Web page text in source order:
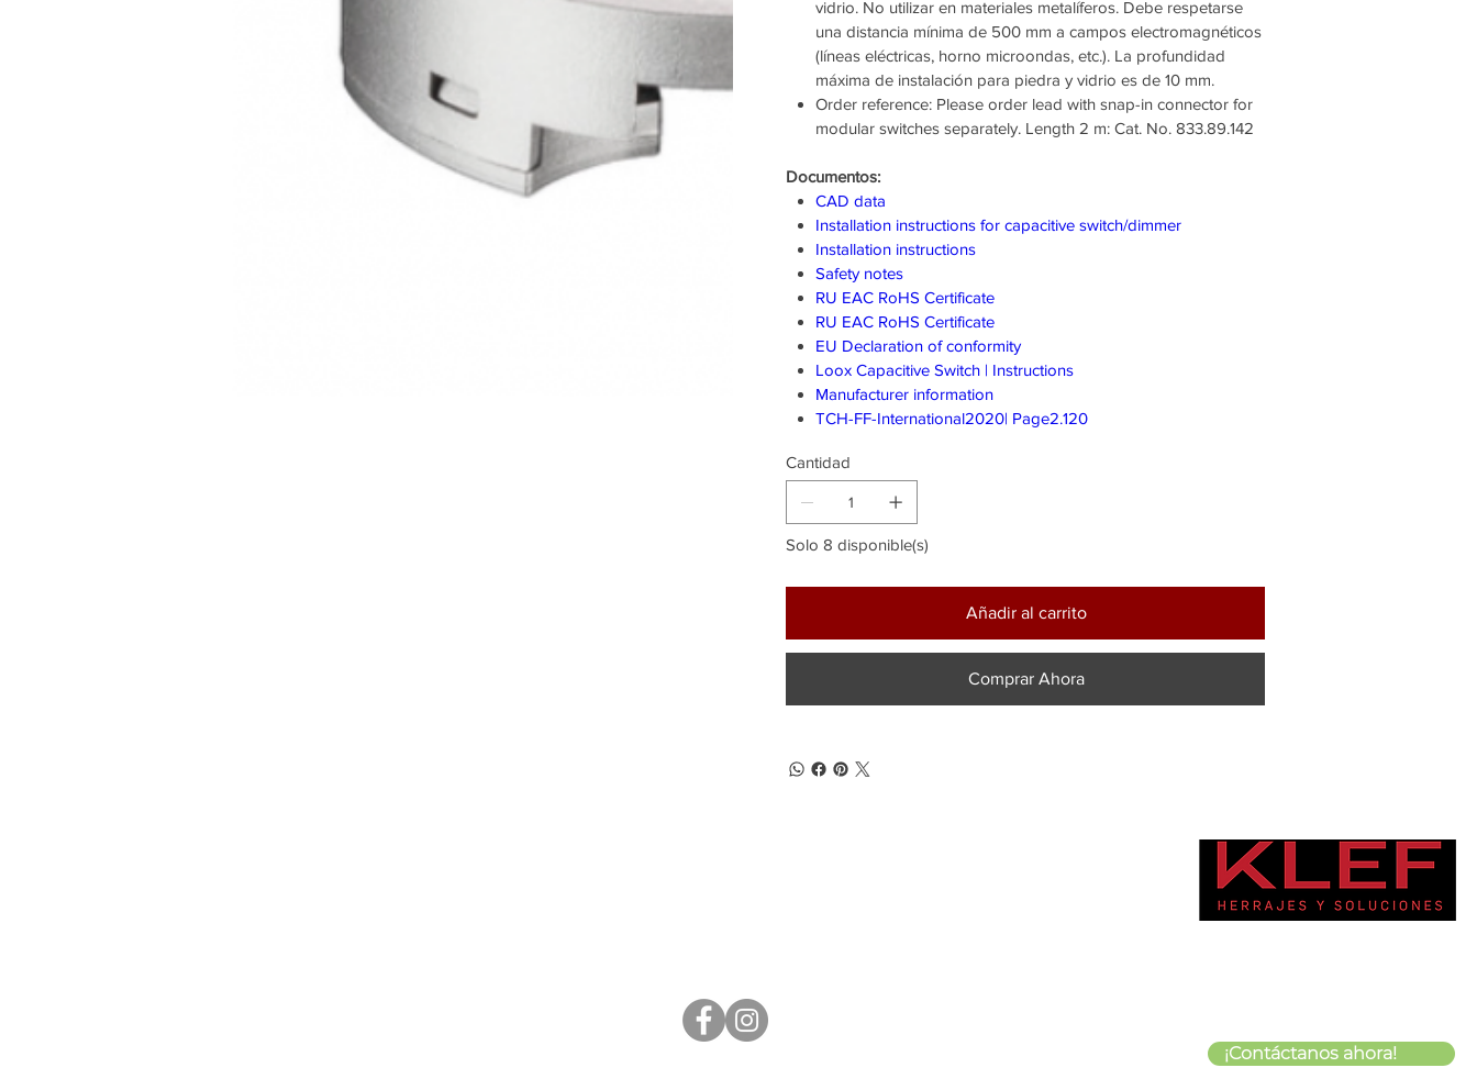
vidrio. No utilizar en materiales metalíferos. Debe respetarse
una distancia mínima de 500 mm a campos electromagnéticos
(líneas eléctricas, horno microondas, etc.). La profundidad
máxima de instalación para piedra y vidrio es de 10 mm.
Order reference: Please order lead with snap-in connector for
modular switches separately. Length 2 m: Cat. No. 833.89.142
Documentos:
CAD data
Installation instructions for capacitive switch/dimmer
Installation instructions
Safety notes
RU EAC RoHS Certificate
RU EAC RoHS Certificate
EU Declaration of conformity
Loox Capacitive Switch | Instructions
Manufacturer information
TCH-FF-International2020| Page2.120
Cantidad
Solo 8 disponible(s)
Añadir al carrito
Comprar Ahora
¡Contáctanos ahora!